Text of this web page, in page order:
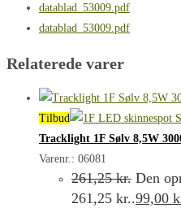
datablad_53009.pdf
datablad_53009.pdf
Relaterede varer
Tilbud
Tracklight 1F Sølv 8,5W
Varenr.: 06081
261,25kr. Den
261,25 kr..99,00